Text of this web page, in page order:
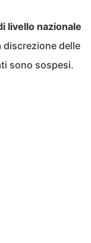
livello nazionale
discrezione delle
sono sospesi.